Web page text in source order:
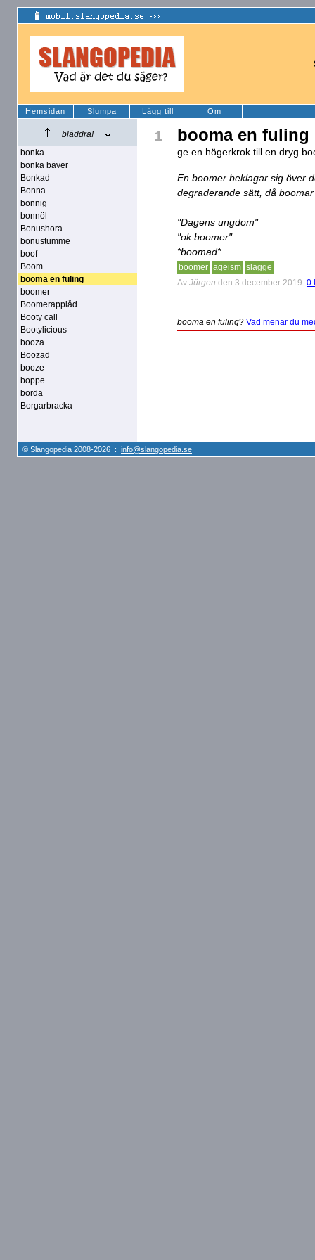
Hemsidan Slumpa Lägg till Om
bläddra!
bonka
bonka bäver
Bonkad
Bonna
bonnig
bonnöl
Bonushora
bonustumme
boof
Boom
booma en fuling
boomer
Boomerapplåd
Booty call
Bootylicious
booza
Boozad
booze
boppe
borda
Borgarbracka
1 booma en fuling
ge en högerkrok till en dryg
En boomer beklagar sig över
degraderande sätt, då
"Dagens ungdom"
"ok boomer"
*boomad*
boomer ageism slagge
Av Jürgen den 3 december 2019 0
booma en fuling? Vad menar du
© Slangopedia 2008-2026 : info@slangopedia.se